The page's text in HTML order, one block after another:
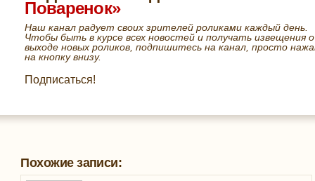
Поваренок»
Наш канал радует своих зрителей роликами каждый день.
Чтобы быть в курсе всех новостей и получать извещения о
выходе новых роликов, подпишитесь на канал, просто
на кнопку внизу.
Подписаться!
Похожие записи: